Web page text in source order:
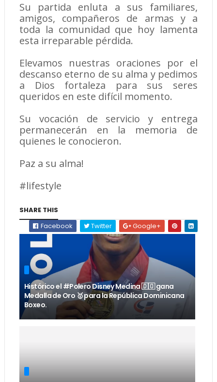
Su partida enluta a sus familiares,
amigos, compañeros de armas y a
toda la comunidad que hoy lamenta
esta irreparable pérdida.
Elevamos nuestras oraciones por el
descanso eterno de su alma y pedimos
a Dios fortaleza para sus seres
queridos en este difícil momento.
Su vocación de servicio y entrega
permanecerán en la memoria de
quienes le conocieron.
Paz a su alma!
#lifestyle
SHARE THIS
Facebook
Twitter Google+
Histórico el #Polero Disney Medina 🇩🇴 gana
Medalla de Oro 🥇 para la República Dominicana
Boxeo.